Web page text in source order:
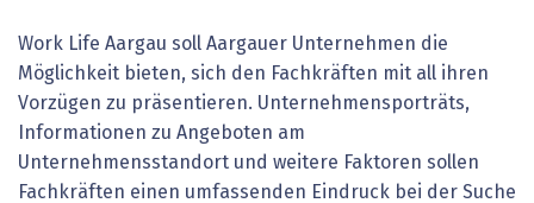
Work Life Aargau soll Aargauer Unternehmen die
Möglichkeit bieten, sich den Fachkräften mit all ihren
Vorzügen zu präsentieren. Unternehmensporträts,
Informationen zu Angeboten am
Unternehmensstandort und weitere Faktoren sollen
Fachkräften einen umfassenden Eindruck bei der Suche